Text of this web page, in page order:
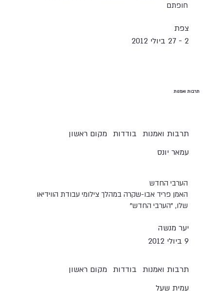
חופתם
צפת
2 - 27 ביולי 2012
תרבות ואמנות
מקום ראשון בודדות תרבות ואמנות
עמאר יונס
הערבי החדש
האמן פריד אבו-שקרה במהלך צילומי עבודת הווידיאו
שלו, "הערבי החדש"
יער מנשה
9 ביולי 2012
מקום ראשון בודדות תרבות ואמנות
עמית שעל